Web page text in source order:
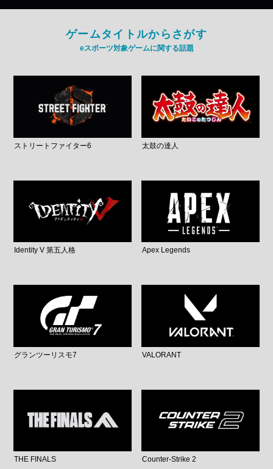
ゲームタイトルからさがす
eスポーツ対象ゲームに関する話題
ストリートファイター6 太鼓の達人
Identity V 第五人格 Apex Legends
グランツーリスモ7 VALORANT
THE FINALS Counter-Strike 2